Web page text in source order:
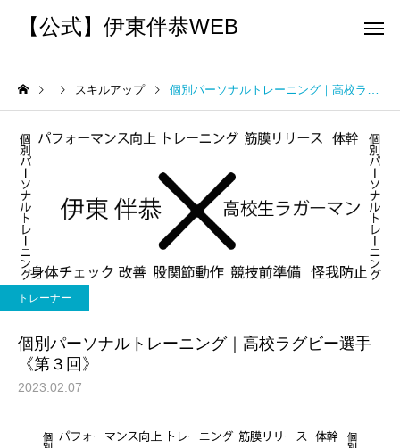
【公式】伊東伴恭WEB
トレーナーとして 個別トレー
キックボクシングで本当に
痩せますか？｜元日本王者
で答えます
パーソナルトレーナー
解説
スキルアップ 個別パーソナルトレーニング｜高校ラグビー選手《第３回》
トレーナー
個別パーソナルトレーニング｜高校ラグビー選手
《第３回》
2023.02.07